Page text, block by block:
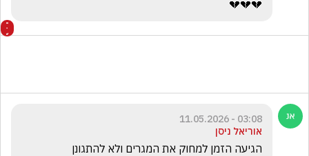
💔💔💔
03:08 - 11.05.2026
אוריאל ניסן
הגיעה הזמן למחוק את המגרים ולא להתגונן